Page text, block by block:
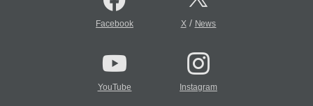
Facebook X/ News
YouTube Instagram